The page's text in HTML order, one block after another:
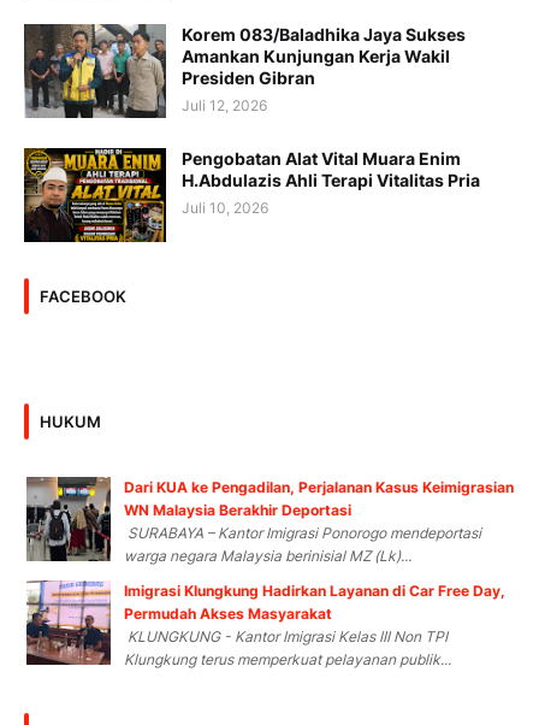
Korem 083/Baladhika Jaya Sukses
Amankan Kunjungan Kerja Wakil
Presiden Gibran
Juli 12, 2026
Pengobatan Alat Vital Muara Enim
H.Abdulazis Ahli Terapi Vitalitas Pria
Juli 10, 2026
FACEBOOK
HUKUM
Dari KUA ke Pengadilan, Perjalanan Kasus Keimigrasian
WN Malaysia Berakhir Deportasi
SURABAYA – Kantor Imigrasi Ponorogo mendeportasi
warga negara Malaysia berinisial MZ (Lk)...
Imigrasi Klungkung Hadirkan Layanan di Car Free Day,
Permudah Akses Masyarakat
KLUNGKUNG - Kantor Imigrasi Kelas III Non TPI
Klungkung terus memperkuat pelayanan publik...